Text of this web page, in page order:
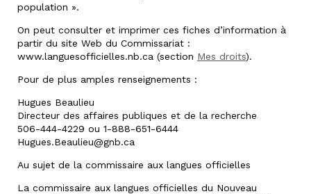
population ».
On peut consulter et imprimer ces fiches d’information à
partir du site Web du Commissariat :
www.languesofficielles.nb.ca (section Mes droits).
Pour de plus amples renseignements :
Hugues Beaulieu
Directeur des affaires publiques et de la recherche
506-444-4229 ou 1-888-651-6444
Hugues.Beaulieu@gnb.ca
Au sujet de la commissaire aux langues officielles
La commissaire aux langues officielles du Nouveau